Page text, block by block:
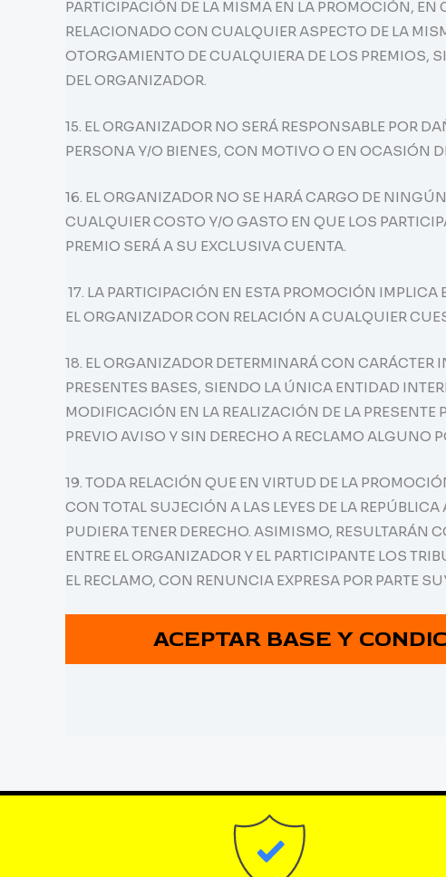
PARTICIPACIÓN DE LA MISMA EN LA PROMOCIÓN,
RELACIONADO CON CUALQUIER ASPECTO DE LA
OTORGAMIENTO DE CUALQUIERA DE LOS PREMIOS,
DEL ORGANIZADOR.
15. EL ORGANIZADOR NO SERÁ RESPONSABLE POR
PERSONA Y/O BIENES, CON MOTIVO O EN OCASIÓN
16. EL ORGANIZADOR NO SE HARÁ CARGO DE
CUALQUIER COSTO Y/O GASTO EN QUE LOS
PREMIO SERÁ A SU EXCLUSIVA CUENTA.
17. LA PARTICIPACIÓN EN ESTA PROMOCIÓN
EL ORGANIZADOR CON RELACIÓN A CUALQUIER
18. EL ORGANIZADOR DETERMINARÁ CON CARÁCTER
PRESENTES BASES, SIENDO LA ÚNICA ENTIDAD
MODIFICACIÓN EN LA REALIZACIÓN DE LA
PREVIO AVISO Y SIN DERECHO A RECLAMO ALGUNO
19. TODA RELACIÓN QUE EN VIRTUD DE LA
CON TOTAL SUJECIÓN A LAS LEYES DE LA
PUDIERA TENER DERECHO. ASIMISMO, RESULTARÁN
ENTRE EL ORGANIZADOR Y EL PARTICIPANTE LOS
EL RECLAMO, CON RENUNCIA EXPRESA POR PARTE
ACEPTAR BASE Y